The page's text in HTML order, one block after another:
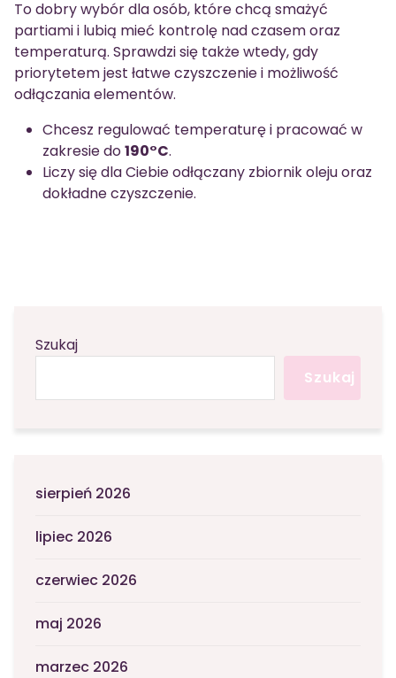
To dobry wybór dla osób, które chcą smażyć
partiami i lubią mieć kontrolę nad czasem oraz
temperaturą. Sprawdzi się także wtedy, gdy
priorytetem jest łatwe czyszczenie i możliwość
odłączania elementów.
Chcesz regulować temperaturę i pracować w
zakresie do190°C.
Liczy się dla Ciebie odłączany zbiornik oleju oraz
dokładne czyszczenie.
Szukaj
Szukaj
sierpień 2026
lipiec 2026
czerwiec 2026
maj 2026
marzec 2026